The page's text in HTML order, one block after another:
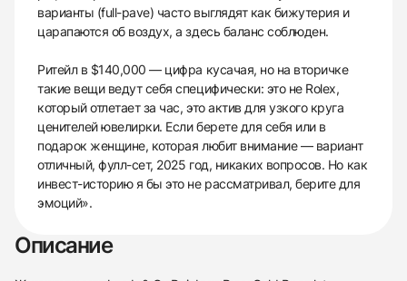
варианты (full-pave) часто выглядят как бижутерия и
царапаются об воздух, а здесь баланс соблюден.
Ритейл в $140,000 — цифра кусачая, но на вторичке
такие вещи ведут себя специфически: это не Rolex,
который отлетает за час, это актив для узкого круга
ценителей ювелирки. Если берете для себя или в
подарок женщине, которая любит внимание — вариант
отличный, фулл-сет, 2025 год, никаких вопросов. Но как
инвест-историю я бы это не рассматривал, берите для
эмоций».
Описание